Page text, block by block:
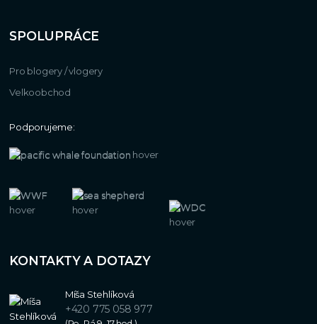
SPOLUPRÁCE
Pro blogery / vlogery
Velkoobchod
Podporujeme:
KONTAKTY A DOTAZY
Míša Stehlíková
+420 775 058 977